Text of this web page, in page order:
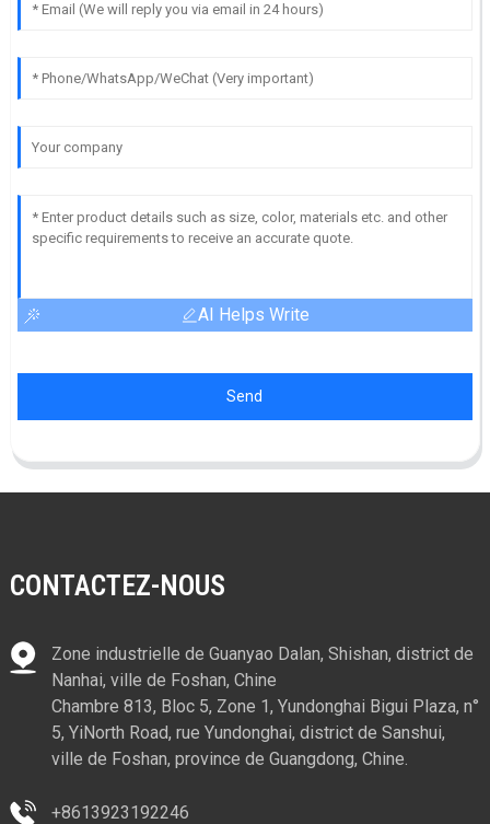
AI Helps Write
Send
CONTACTEZ-NOUS
Zone industrielle de Guanyao Dalan, Shishan, district de
Nanhai, ville de Foshan, Chine
Chambre 813, Bloc 5, Zone 1, Yundonghai Bigui Plaza, n°
5, YiNorth Road, rue Yundonghai, district de Sanshui,
ville de Foshan, province de Guangdong, Chine.
+8613923192246